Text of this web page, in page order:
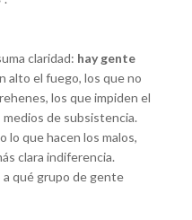
claridad: hay gente
alto el fuego, los que no
los que impiden el
de subsistencia.
lo que hacen los malos,
clara indiferencia.
a qué grupo de gente